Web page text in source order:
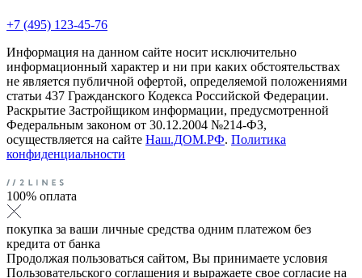
+7 (495) 123-45-76
Информация на данном сайте носит исключительно
информационный характер и ни при каких обстоятельствах
не является публичной офертой, определяемой положениями
статьи 437 Гражданского Кодекса Российской Федерации.
Раскрытие Застройщиком информации, предусмотренной
Федеральным законом от 30.12.2004 №214-ФЗ,
осуществляется на сайте Наш.ДОМ.РФ. Политика
конфиденциальности
100% оплата
покупка за ваши личные средства одним платежом без
кредита от банка
Продолжая пользоваться сайтом, Вы принимаете условия
Пользовательского соглашения и выражаете свое согласие на